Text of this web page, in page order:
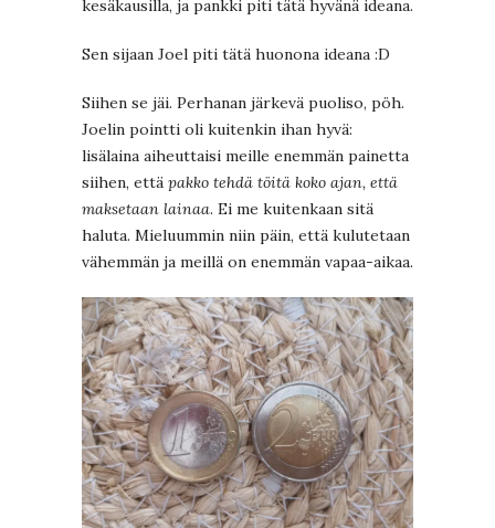
kesäkausilla, ja pankki piti tätä hyvänä ideana.
Sen sijaan Joel piti tätä huonona ideana :D
Siihen se jäi. Perhanan järkevä puoliso, pöh.
Joelin pointti oli kuitenkin ihan hyvä:
lisälaina aiheuttaisi meille enemmän painetta
siihen, että pakko tehdä töitä koko ajan, että
maksetaan lainaa. Ei me kuitenkaan sitä
haluta. Mieluummin niin päin, että kulutetaan
vähemmän ja meillä on enemmän vapaa-aikaa.